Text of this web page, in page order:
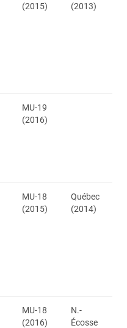
(2015)
(2013)
MU-19
(2016)
MU-18
(2015)
Québec
(2014)
MU-18
(2016)
N.-
Écosse